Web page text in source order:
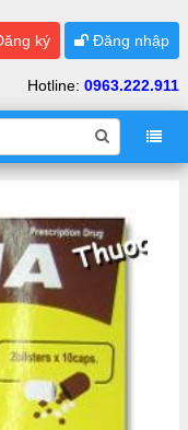
ký Đăng nhập
Hotline: 0963.222.911